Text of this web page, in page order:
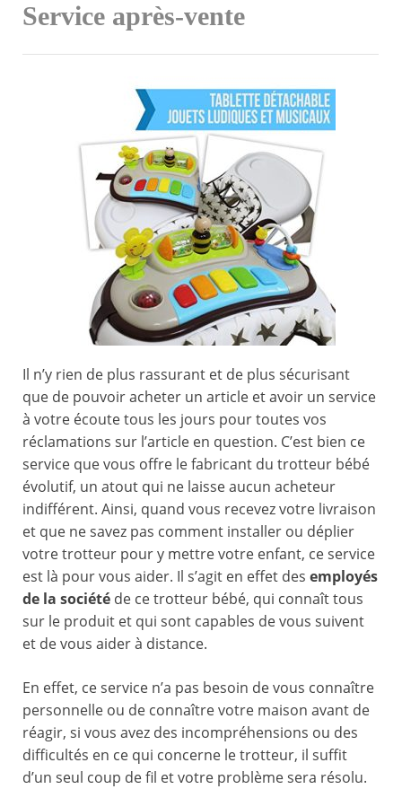
Service après-vente
Il n’y rien de plus rassurant et de plus sécurisant
que de pouvoir acheter un article et avoir un service
à votre écoute tous les jours pour toutes vos
réclamations sur l’article en question. C’est bien ce
service que vous offre le fabricant du trotteur bébé
évolutif, un atout qui ne laisse aucun acheteur
indifférent. Ainsi, quand vous recevez votre livraison
et que ne savez pas comment installer ou déplier
votre trotteur pour y mettre votre enfant, ce service
est là pour vous aider. Il s’agit en effet des employés
de la société de ce trotteur bébé, qui connaît tous
sur le produit et qui sont capables de vous suivent
et de vous aider à distance.
En effet, ce service n’a pas besoin de vous connaître
personnelle ou de connaître votre maison avant de
réagir, si vous avez des incompréhensions ou des
difficultés en ce qui concerne le trotteur, il suffit
d’un seul coup de fil et votre problème sera résolu.